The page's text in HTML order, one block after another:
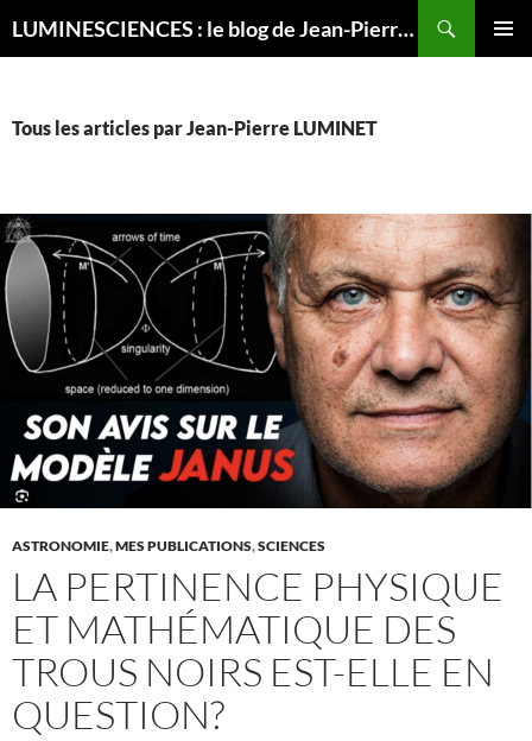
LUMINESCIENCES : le blog de Jean-Pierre LUMINET, astrophysicien
Tous les articles par Jean-Pierre LUMINET
ASTRONOMIE,MES PUBLICATIONS,SCIENCES
LA PERTINENCE PHYSIQUE
ET MATHÉMATIQUE DES
TROUS NOIRS EST-ELLE EN
QUESTION?